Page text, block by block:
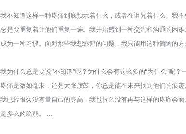
我不知道这样一种疼痛到底预示着什么，或者在诅咒着什么。我
总是要重复着让他们重复一遍。我开始感到一种交流和沟通的困
成为一种习惯。面对那些我想逃避的问题，我只能用这种简陋的
我为什么总是要说“不知道”呢？为什么会有这么多的“为什么”呢
疼痛是微如毫末，还是大张旗鼓，你总是能在未来找到他们的痕
我已经很久没有量自己的身高，我也很久没有再与这样的疼痛会
是多么的脆弱。 …